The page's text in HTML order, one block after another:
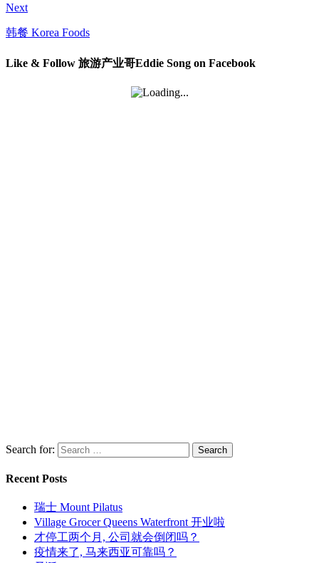
Next
韩餐 Korea Foods
Like & Follow 旅游产业哥Eddie Song on Facebook
Search for:
Recent Posts
瑞士 Mount Pilatus
Village Grocer Queens Waterfront 开业啦
才停工两个月, 公司就会倒闭吗？
疫情来了, 马来西亚可靠吗？